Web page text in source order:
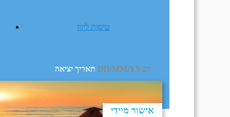
תאריך יציאה DD/MM/YYיום
טיסות ליוון
אישור מיידי